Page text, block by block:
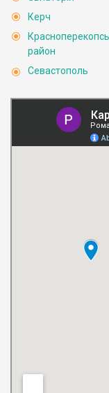
Керч
район
Севастополь